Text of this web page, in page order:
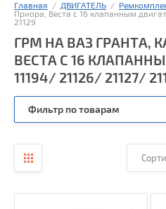
Главная
  /
ДВИГАТЕЛЬ
  /
Приора, Веста с 16 клапанным
21129
ГРМ НА ВАЗ ГРАНТА,
ВЕСТА С 16
11194/ 21126/ 21127/
Фильтр по товарам